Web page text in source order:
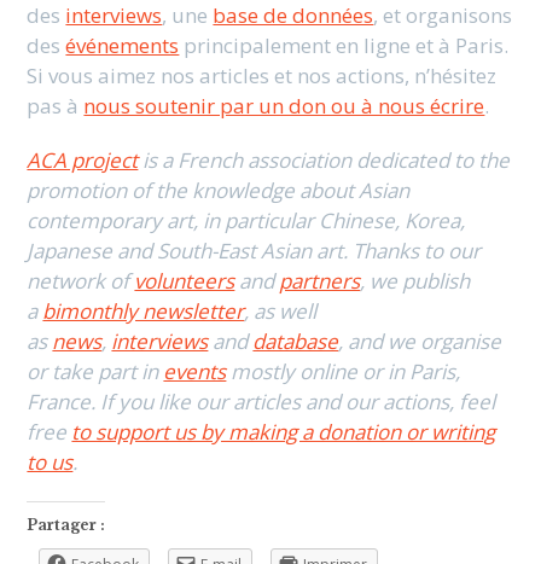
des interviews, une base de données, et organisons
desévénements principalement en ligne et à Paris.
Si vous aimez nos articles et nos actions, n’hésitez
pas à nous soutenir par un don ou à nous écrire.
ACA projectis a French association dedicated to the
promotion of the knowledge about Asian
contemporary art, in particular Chinese, Korea,
Japanese and South-East Asian art. Thanks to our
network ofvolunteersandpartners, we publish
abimonthly newsletter, as well
asnews, interviewsanddatabase, and we organise
or take part in eventsmostly online or in Paris,
France. If you like our articles and our actions, feel
free to support us by making a donation or writing
to us.
Partager :